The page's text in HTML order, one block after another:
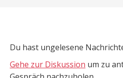
Du hast ungelesene
Gehe zur Diskussion um zu